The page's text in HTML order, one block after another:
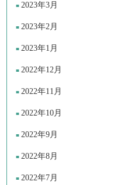
2023年3月
2023年2月
2023年1月
2022年12月
2022年11月
2022年10月
2022年9月
2022年8月
2022年7月